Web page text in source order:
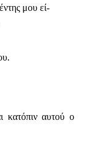
μου εί-
αυτού ο